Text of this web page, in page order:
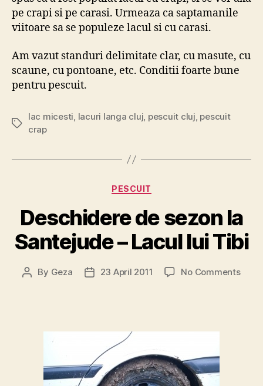
pe crapi si pe carasi. Urmeaza ca saptamanile
viitoare sa se populeze lacul si cu carasi.
Am vazut standuri delimitate clar, cu masute, cu
scaune, cu pontoane, etc. Conditii foarte bune
pentru pescuit.
Tags
lac micesti lacuri langa cluj pescuit cluj pescuit
crap
Categories
PESCUIT
Deschidere de sezon la
Santejude – Lacul lui Tibi
Post
By Geza
Post23 April 2011 No Commentson